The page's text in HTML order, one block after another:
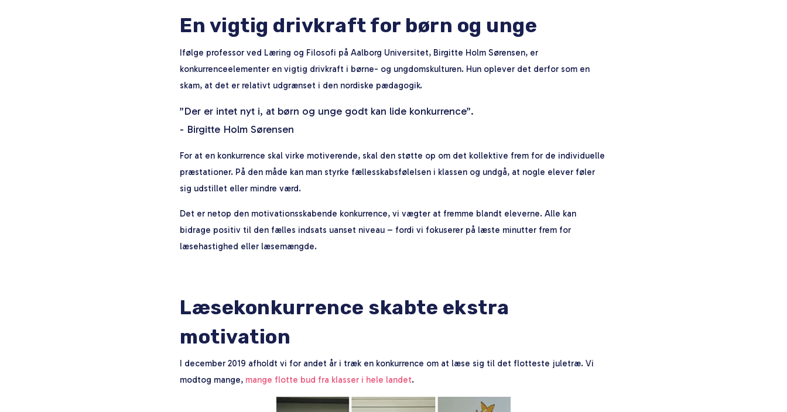
En vigtig drivkraft for børn og unge
Ifølge professor ved Læring og Filosofi på Aalborg Universitet, Birgitte Holm Sørensen, er
konkurrenceelementer en vigtig drivkraft i børne- og ungdomskulturen. Hun oplever det derfor som en
skam, at det er relativt udgrænset i den nordiske pædagogik.
”Der er intet nyt i, at børn og unge godt kan lide konkurrence”.
- Birgitte Holm Sørensen
For at en konkurrence skal virke motiverende, skal den støtte op om det kollektive frem for de individuelle
præstationer. På den måde kan man styrke fællesskabsfølelsen i klassen og undgå, at nogle elever føler
sig udstillet eller mindre værd.
Det er netop den motivationsskabende konkurrence, vi vægter at fremme blandt eleverne. Alle kan
bidrage positiv til den fælles indsats uanset niveau – fordi vi fokuserer på læste minutter frem for
læsehastighed eller læsemængde.
Læsekonkurrence skabte ekstra
motivation
I december 2019 afholdt vi for andet år i træk en konkurrence om at læse sig til det flotteste juletræ. Vi
modtog mange, mange flotte bud fra klasser i hele landet.